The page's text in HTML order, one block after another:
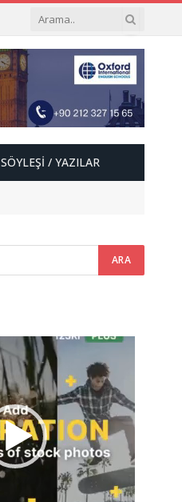
SÖYLEŞI / YAZILAR